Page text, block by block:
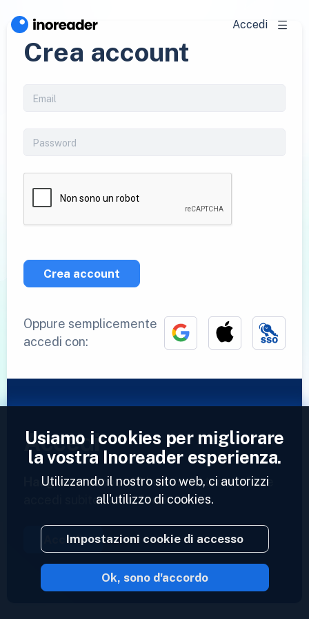
Accedi
Crea account
Crea account
Oppure semplicemente
accedi con:
Accedi
Hai già un account?Inserisci il tuo profilo e
accedi subito ai tuoi feed.
Accedi
2023 © Inoreader
Usiamo i cookies per migliorare
la vostra Inoreader esperienza.
Utilizzando il nostro sito web, ci autorizzi
all'utilizzo di cookies.
Impostazioni cookie di accesso
Ok, sono d'accordo